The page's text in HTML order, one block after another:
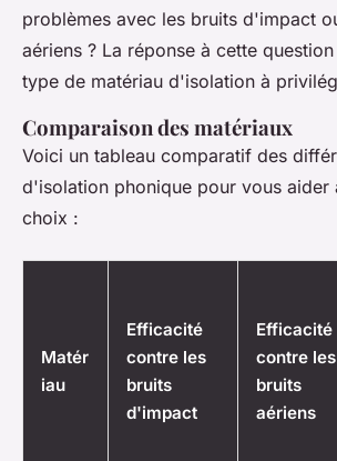
problèmes avec les bruits d'impact
aériens ? La réponse à cette
type de matériau d'isolation à
Comparaison des matériaux
Voici un tableau comparatif des
d'isolation phonique pour vous aider
choix :
Matér
iau
Efficacité
contre les
bruits
d'impact
Efficacité
contre les
bruits
aériens